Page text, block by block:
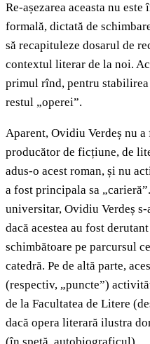
Re-așezarea aceasta nu
formală, dictată de
să recapituleze dosarul de
contextul literar de la noi.
primul rînd, pentru
restul „operei”.
Aparent, Ovidiu Verdeș nu
producător de ficțiune, de
adus-o acest roman, și nu
a fost principala sa
universitar, Ovidiu Verdeș
dacă acestea au fost
schimbătoare pe parcursul
catedră. Pe de altă parte,
(respectiv, „puncte”)
de la Facultatea de Litere
dacă opera literară ilustra